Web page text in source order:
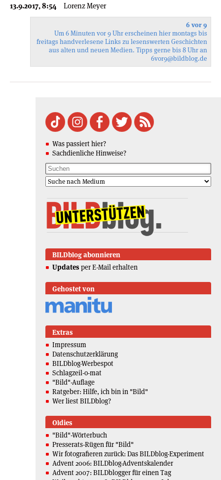
13.9.2017, 8:54 Lorenz Meyer
6 vor 9
Um 6 Minuten vor 9 Uhr erscheinen hier montags bis
freitags handverlesene Links zu lesenswerten Geschichten
aus alten und neuen Medien. Tipps gerne bis 8 Uhr an
6vor9@bildblog.de
Was passiert hier?
Sachdienliche Hinweise?
BILDblog abonnieren
Updates per E-Mail erhalten
Gehostet von
Extras
Impressum
Datenschutzerklärung
BILDblog-Werbespot
Schlagzeil-o-mat
"Bild"-Auflage
Ratgeber: Hilfe, ich bin in "Bild"
Wer liest BILDblog?
Oldies
"Bild"-Wörterbuch
Presserats-Rügen für "Bild"
Wir fotografieren zurück: Das BILDblog-Experiment
Advent 2006: BILDblog-Adventskalender
Advent 2007: BILDblogger für einen Tag